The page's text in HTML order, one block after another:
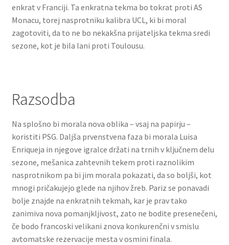
enkrat v Franciji. Ta enkratna tekma bo tokrat proti AS
Monacu, torej nasprotniku kalibra UCL, ki bi moral
zagotoviti, da to ne bo nekakšna prijateljska tekma sredi
sezone, kot je bila lani proti Toulousu.
Razsodba
Na splošno bi morala nova oblika – vsaj na papirju –
koristiti PSG. Daljša prvenstvena faza bi morala Luisa
Enriqueja in njegove igralce držati na trnih v ključnem delu
sezone, mešanica zahtevnih tekem proti raznolikim
nasprotnikom pa bi jim morala pokazati, da so boljši, kot
mnogi pričakujejo glede na njihov žreb. Pariz se ponavadi
bolje znajde na enkratnih tekmah, kar je prav tako
zanimiva nova pomanjkljivost, zato ne bodite presenečeni,
če bodo francoski velikani znova konkurenčni v smislu
avtomatske rezervacije mesta v osmini finala.